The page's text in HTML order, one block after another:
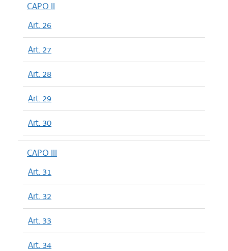
CAPO II
Art. 26
Art. 27
Art. 28
Art. 29
Art. 30
CAPO III
Art. 31
Art. 32
Art. 33
Art. 34